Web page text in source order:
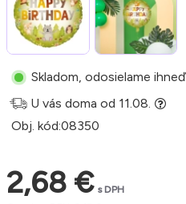
2,68 € s DPH
Skladom, odosielame ihneď
U vás doma od 11.08.
Obj. kód:08350